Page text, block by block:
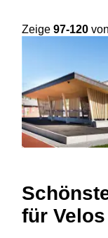
Zeige97-120 von
für Velos